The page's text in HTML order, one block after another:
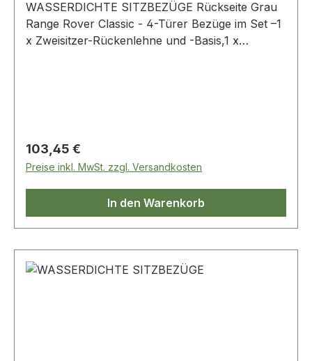
WASSERDICHTE SITZBEZÜGE Rückseite Grau
Range Rover Classic - 4-Türer Bezüge im Set –1
x Zweisitzer-Rückenlehne und -Basis,1 x
Regulärer Preis:
103,45 €
Preise inkl. MwSt. zzgl. Versandkosten
In den Warenkorb